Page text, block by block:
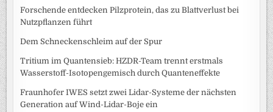
Forschende entdecken Pilzprotein, das zu Blattverlust bei
Nutzpflanzen führt
Dem Schneckenschleim auf der Spur
Tritium im Quantensieb: HZDR-Team trennt erstmals
Wasserstoff-Isotopengemisch durch Quanteneffekte
Fraunhofer IWES setzt zwei Lidar-Systeme der nächsten
Generation auf Wind-Lidar-Boje ein